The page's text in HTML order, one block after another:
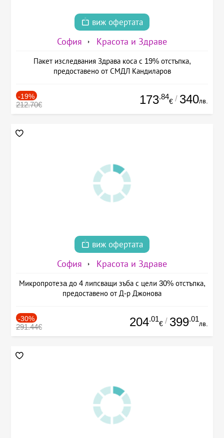
виж офертата
София Красота и Здраве
Пакет изследвания Здрава коса с 19% отстъпка,
предоставено от СМДЛ Кандиларов
-19%
212.70€ 173.84
€ / 340лв.
виж офертата
София Красота и Здраве
Микропротезa до 4 липсващи зъба с цели 30% отстъпка,
предоставено от Д-р Джонова
-30%
291.44€ 204.01
€ / 399.01
лв.